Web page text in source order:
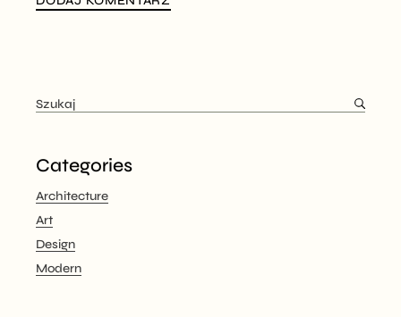
Categories
Architecture
Art
Design
Modern